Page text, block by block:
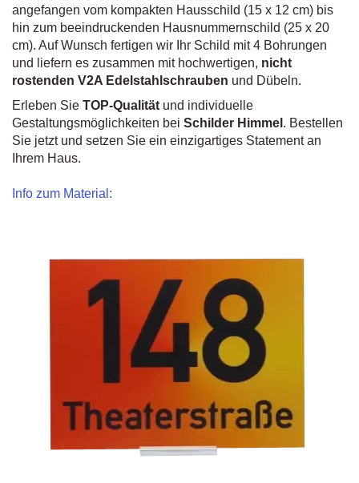
angefangen vom kompakten Hausschild (15 x 12 cm) bis
hin zum beeindruckenden Hausnummernschild (25 x 20
cm). Auf Wunsch fertigen wir Ihr Schild mit 4 Bohrungen
und liefern es zusammen mit hochwertigen, nicht
rostenden V2A Edelstahlschrauben und Dübeln.
Erleben Sie TOP-Qualität und individuelle
Gestaltungsmöglichkeiten bei Schilder Himmel . Bestellen
Sie jetzt und setzen Sie ein einzigartiges Statement an
Ihrem Haus.
Info zum Material: